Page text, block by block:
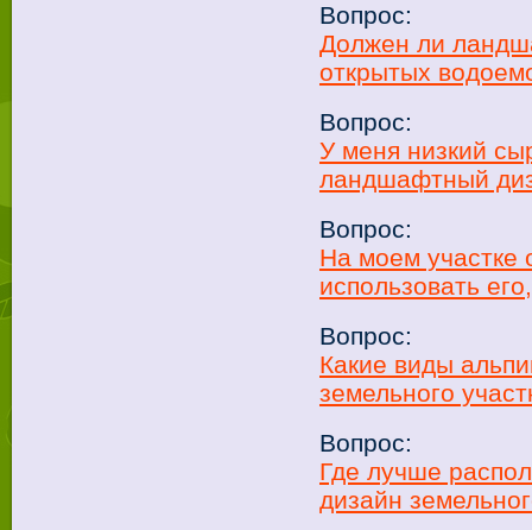
Вопрос:
Должен ли
открытых
Вопрос:
У меня низкий
ландшафтный
Вопрос:
На моем участке
использовать
Вопрос:
Какие виды
земельного
Вопрос:
Где лучше
дизайн